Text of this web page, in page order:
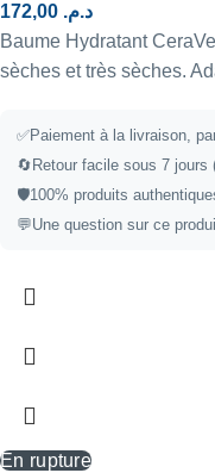
د.م.
Baume Hydratant
sèches et très sèches.
✅Paiement à la livraison,
🔄 Retour facile sous 7 jours
🛡️100% produits
💬Une question sur ce
En rupture